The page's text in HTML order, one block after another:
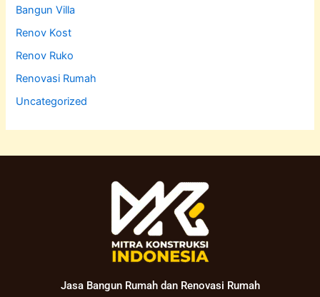
Bangun Villa
Renov Kost
Renov Ruko
Renovasi Rumah
Uncategorized
Jasa Bangun Rumah dan Renovasi Rumah